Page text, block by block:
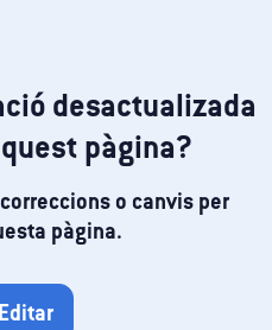
desactualizada
pàgina?
o canvis per
pàgina.
Editar